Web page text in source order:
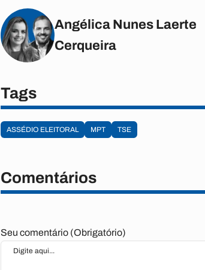
Angélica Nunes Laerte
Cerqueira
Tags
ASSÉDIO ELEITORAL MPT TSE
Comentários
Seu comentário (Obrigatório)